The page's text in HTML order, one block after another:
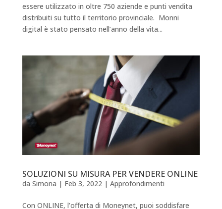
essere utilizzato in oltre 750 aziende e punti vendita
distribuiti su tutto il territorio provinciale. Monni
digital è stato pensato nell’anno della vita...
SOLUZIONI SU MISURA PER VENDERE ONLINE
da Simona | Feb 3, 2022| Approfondimenti
Con ONLINE, l’offerta di Moneynet, puoi soddisfare